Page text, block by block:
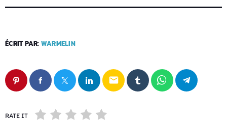
ÉCRIT PAR: WARMELIN
email
RATE IT